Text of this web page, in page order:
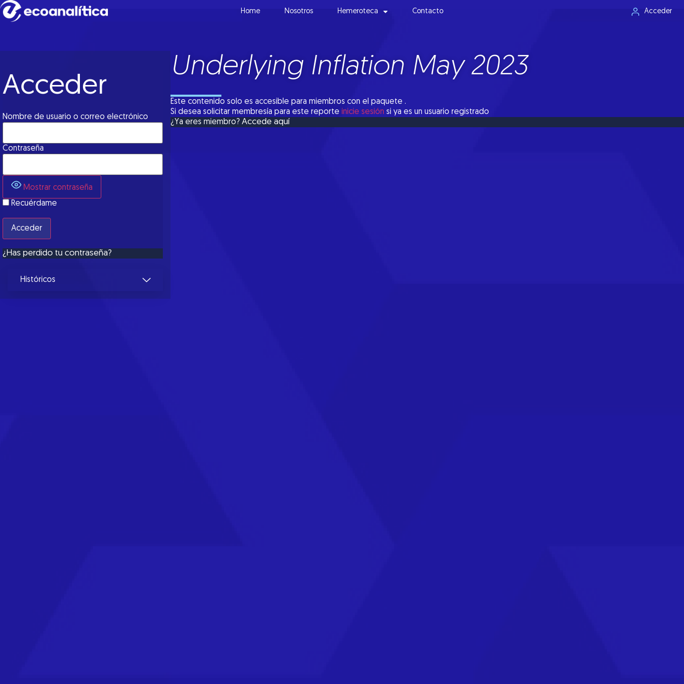
Home Nosotros Hemeroteca Contacto Acceder
Acceder
Nombre de usuario o correo electrónico
Contraseña
Mostrar contraseña
Recuérdame
¿Has perdido tu contraseña?
Históricos
Underlying Inflation May 2023
Este contenido solo es accesible para miembros con el paquete .
Si desea solicitar membresía para este reporteinicie sesión si ya es un usuario registrado
¿Ya eres miembro?Accede aquí